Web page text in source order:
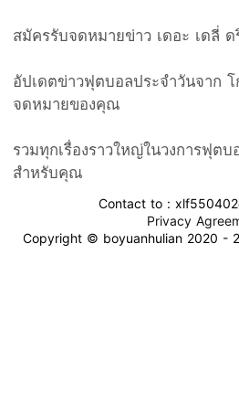
สมัครรับจดหมายข่าว เดอะ เดลี่ ด
อัปเดตข่าวฟุตบอลประจำวันจาก โ
จดหมายของคุณ
รวมทุกเรื่องราวใหญ่ในวงการฟุตบ
สำหรับคุณ
Contact to :
Privacy
Copyright © boyuanhulian 2020 -